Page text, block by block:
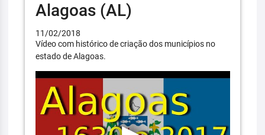
Alagoas (AL)
11/02/2018
Vídeo com histórico de criação dos municípios no
estado de Alagoas.